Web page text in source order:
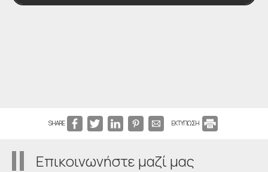
SHARE ΕΚΤΥΠΩΣΗ
Επικοινωνήστε μαζί μας